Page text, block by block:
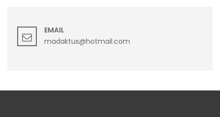
EMAIL
madaktus@hotmail.com